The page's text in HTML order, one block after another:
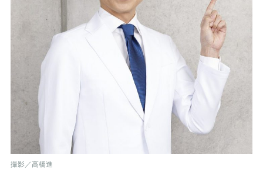
撮影／高橋進